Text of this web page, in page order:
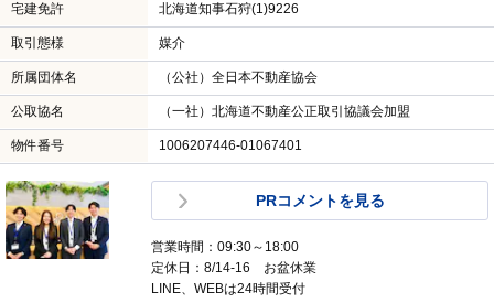
宅建免許 北海道知事石狩(1)9226
取引態様 媒介
所属団体名 （公社）全日本不動産協会
公取協名 （一社）北海道不動産公正取引協議会加盟
物件番号 1006207446-01067401
PRコメントを見る
営業時間：09:30～18:00
定休日：8/14-16 お盆休業
LINE、WEBは24時間受付